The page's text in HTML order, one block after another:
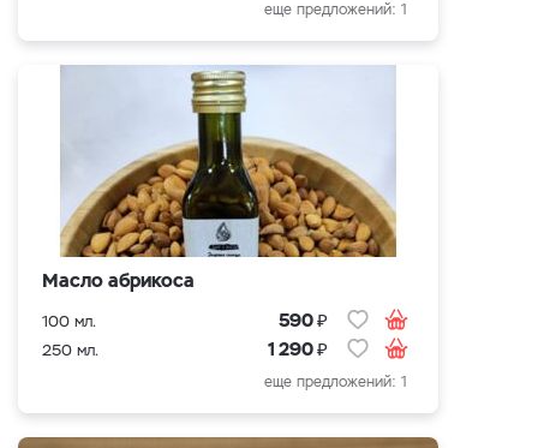
еще предложений: 1
Масло абрикоса
100 мл. 590₽
250 мл. 1 290₽
еще предложений: 1